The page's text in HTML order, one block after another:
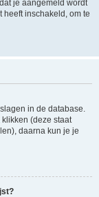
je aangemeld wordt
inschakeld, om te
in de database.
klikken (deze staat
daarna kun je je